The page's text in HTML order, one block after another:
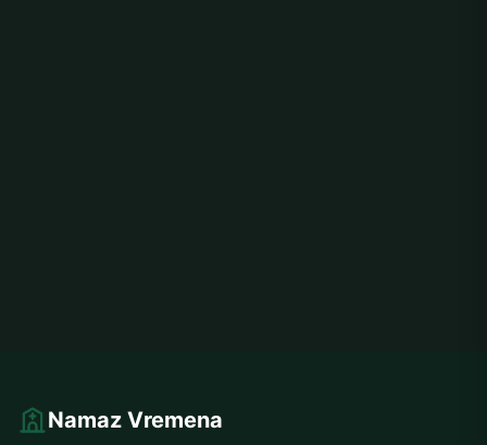
Namaz Vremena